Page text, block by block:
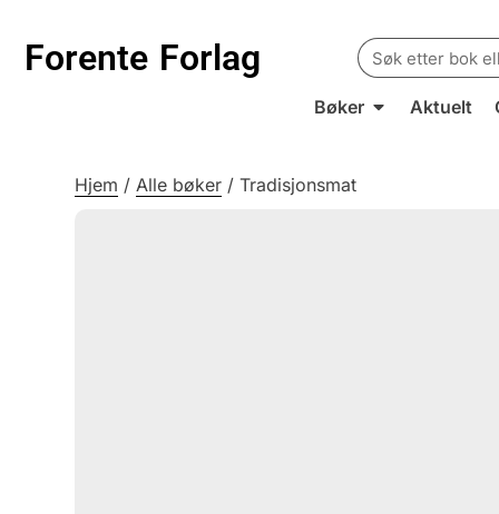
Forente Forlag
Search
for:
Bøker
Aktuelt
Hjem /Alle bøker /Tradisjonsmat